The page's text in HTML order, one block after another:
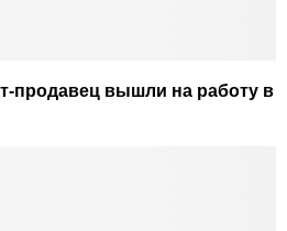
продавец вышли на работу в